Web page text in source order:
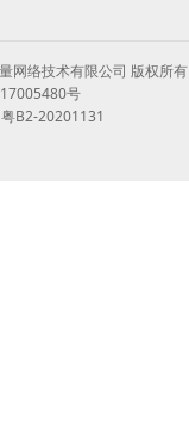
网络技术有限公司 版权所有
号
B2-20201131